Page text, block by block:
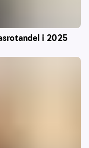
i 2025